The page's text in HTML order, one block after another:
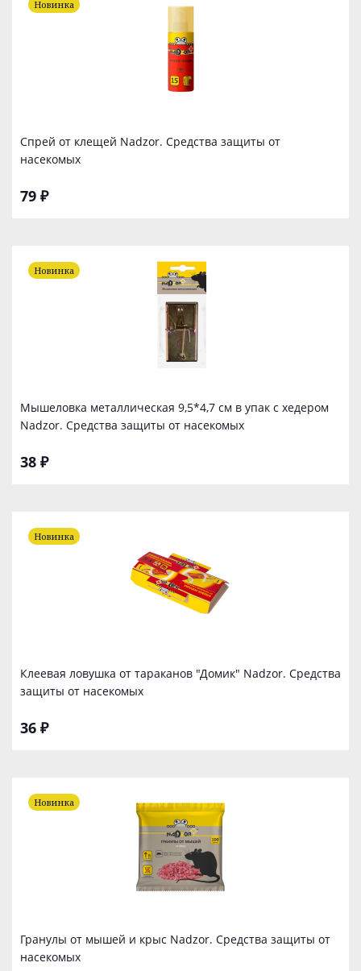
Спрей от клещей Nadzor. Средства защиты от
насекомых
79 ₽
Новинка
Мышеловка металлическая 9,5*4,7 см в упак с хедером
Nadzor. Средства защиты от насекомых
38 ₽
Новинка
Клеевая ловушка от тараканов "Домик" Nadzor. Средства
защиты от насекомых
36 ₽
Новинка
Гранулы от мышей и крыс Nadzor. Средства защиты от
насекомых
Новинка